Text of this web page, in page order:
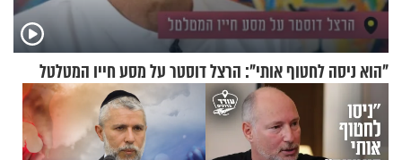
"הוא ניסה לחטוף אותי": הרצל דוסטר על מסע חייו המטלטל